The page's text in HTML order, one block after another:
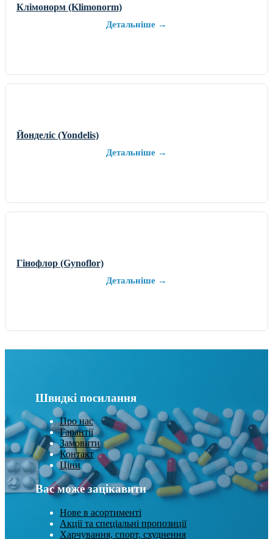
Клімонорм (Klimonorm)
Детальніше →
Йонделіс (Yondelis)
Детальніше →
Гінофлор (Gynoflor)
Детальніше →
Швидкі посилання
Про нас
Гарантії
Замовити
Контакт
Ціни
Вас може зацікавити
Нове в асортименті
Акції та спеціальні пропозиції
Харчування, спорт, схуднення